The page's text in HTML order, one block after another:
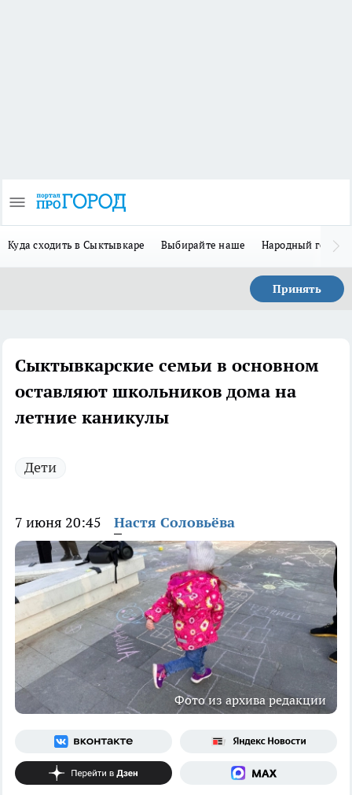
Куда сходить в Сыктывкаре Выбирайте наше Народный герой
Принять
Сыктывкарские семьи в основном
оставляют школьников дома на
летние каникулы
Дети
7 июня 20:45 Настя Соловьёва
Фото из архива редакции